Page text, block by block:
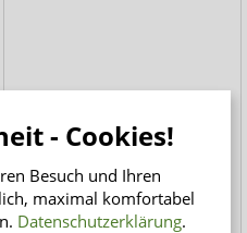
Biberna Molton
Matratzenauflage
Silverprotect 2-lagig
Wasserundurchlässige
- Cookies!
Besuch und Ihren
maximal komfortabel
Datenschutzerklärung.